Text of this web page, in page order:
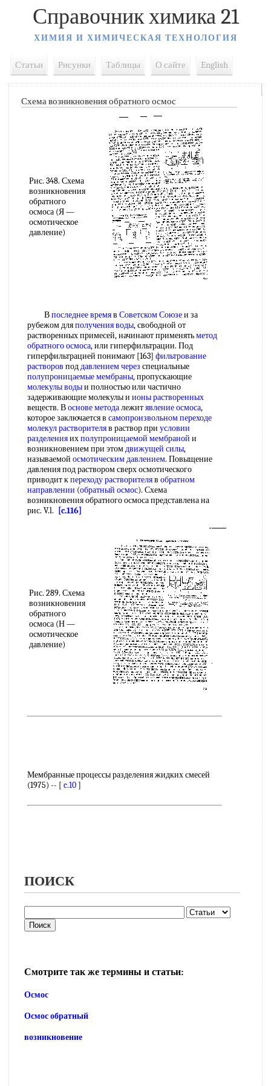
Справочник химика 21
ХИМИЯ И ХИМИЧЕСКАЯ ТЕХНОЛОГИЯ
Статьи Рисунки Таблицы О сайте English
Схема возникновения обратного осмос
Рис. 348. Схема
возникновения
обратного
осмоса (Я —
осмотическое
давление)
Впоследнее времяв Советском Союзеи за
рубежом дляполучения воды, свободной от
растворенных примесей, начинают применятьметод
обратного осмоса, или гиперфильтрации. Под
гиперфильтрацией понимают [163] фильтрование
растворов поддавлением через специальные
полупроницаемые мембраны, пропускающие
молекулы водыи полностью или частично
задерживающие молекулы и ионы растворенных
веществ. Воснове методалежитявление осмоса,
которое заключается в самопроизвольном переходе
молекул растворителяв раствор при условии
разделенияихполупроницаемой мембраной и
возникновением при этомдвижущей силы,
называемой осмотическим давлением. Повыщение
давления под раствором сверх осмотического
приводит кпереходу растворителяв обратном
направлении (обратный осмос). Схема
возникновения обратного осмоса представлена на
рис. V.l.
[c.116]
Рис. 289. Схема
возникновения
обратного
осмоса (Н —
осмотическое
давление)
Мембранные процессы разделения жидких смесей
(1975) -- [ c.10]
ПОИСК
Смотрите так же термины и статьи:
Осмос
Осмос обратный
возникновение